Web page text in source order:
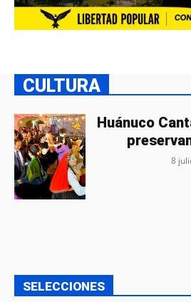
CULTURA
Huánuco
8
SELECCIONES